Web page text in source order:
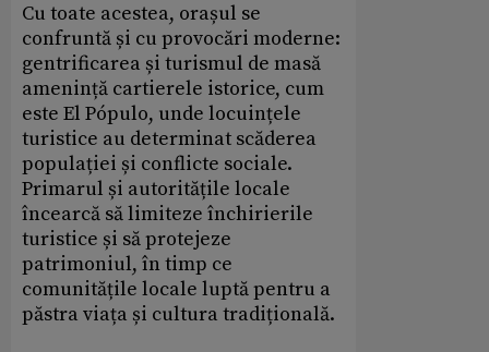
Cu toate acestea, orașul se
confruntă și cu provocări moderne:
gentrificarea și turismul de masă
amenință cartierele istorice, cum
este El Pópulo, unde locuințele
turistice au determinat scăderea
populației și conflicte sociale.
Primarul și autoritățile locale
încearcă să limiteze închirierile
turistice și să protejeze
patrimoniul, în timp ce
comunitățile locale luptă pentru a
păstra viața și cultura tradițională.